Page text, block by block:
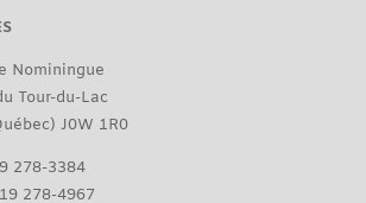
Nominingue
Tour-du-Lac
J0W 1R0
278-3384
278-4967